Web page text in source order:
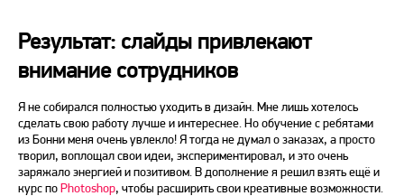
Результат: слайды привлекают
внимание сотрудников
Я не собирался полностью уходить в дизайн. Мне лишь хотелось
сделать свою работу лучше и интереснее. Но обучение с ребятами
из Бонни меня очень увлекло! Я тогда не думал о заказах, а просто
творил, воплощал свои идеи, экспериментировал, и это очень
заряжало энергией и позитивом. В дополнение я решил взять ещё и
курс поPhotoshop, чтобы расширить свои креативные возможности.